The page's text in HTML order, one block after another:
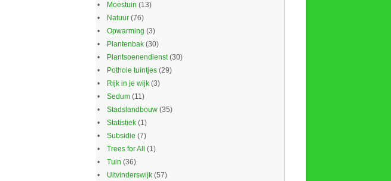
Moestuin (13)
Natuur(76)
Opwarming (3)
Plantenbak(30)
Plantsoenendienst(30)
Pothole tuintjes(29)
Rijk in je wijk(3)
Sedum(11)
Stadslandbouw(35)
Statistiek(1)
Subsidie (7)
Trees for All
(1)
Tuin (36)
Uitvinderswijk(57)